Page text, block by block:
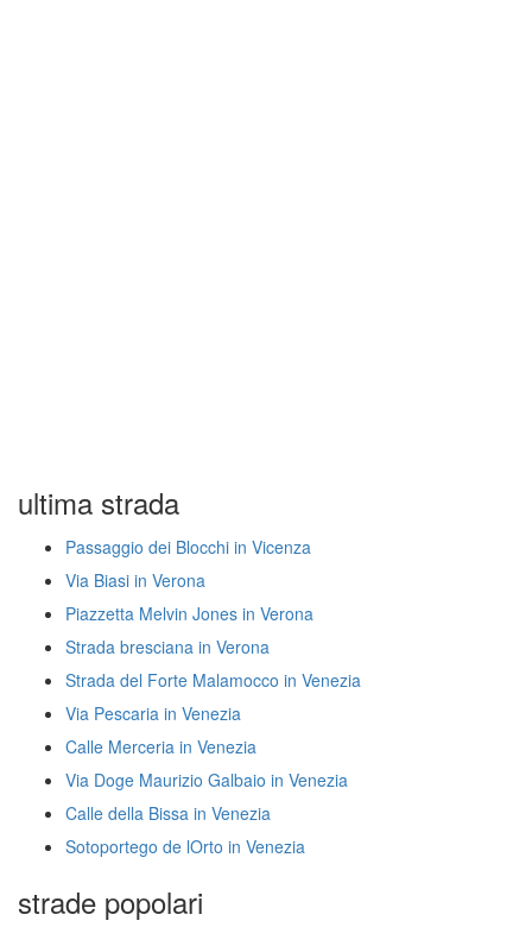
ultima strada
Passaggio dei Blocchi in Vicenza
Via Biasi in Verona
Piazzetta Melvin Jones in Verona
Strada bresciana in Verona
Strada del Forte Malamocco in Venezia
Via Pescaria in Venezia
Calle Merceria in Venezia
Via Doge Maurizio Galbaio in Venezia
Calle della Bissa in Venezia
Sotoportego de lOrto in Venezia
strade popolari